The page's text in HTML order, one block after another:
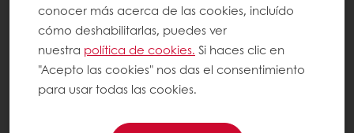
conocer más acerca de las cookies, incluído
cómo deshabilitarlas, puedes ver
nuestra política de cookies. Si haces clic en
"Acepto las cookies" nos das el consentimiento
para usar todas las cookies.